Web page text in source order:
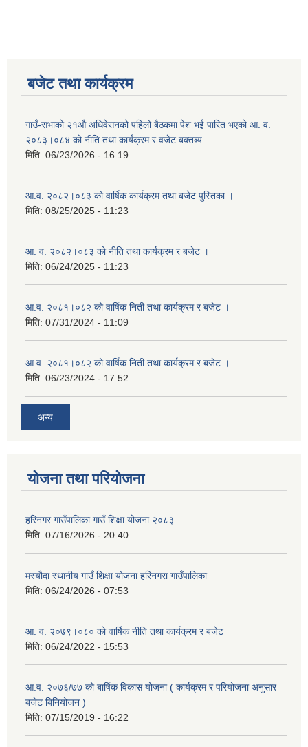
बजेट तथा कार्यक्रम
गाउँ-सभाको २१औ अधिवेसनको पहिलो बैठकमा पेश भई पारित भएको आ. व.
२०८३।०८४ को नीति तथा कार्यक्रम र वजेट बक्तब्य
मिति: 06/23/2026 - 16:19
आ.व. २०८२।०८३ को वार्षिक कार्यक्रम तथा बजेट पुस्तिका ।
मिति: 08/25/2025 - 11:23
आ. व. २०८२।०८३ को नीति तथा कार्यक्रम र बजेट ।
मिति: 06/24/2025 - 11:23
आ.व. २०८१।०८२ को वार्षिक निती तथा कार्यक्रम र बजेट ।
मिति: 07/31/2024 - 11:09
आ.व. २०८१।०८२ को वार्षिक निती तथा कार्यक्रम र बजेट ।
मिति: 06/23/2024 - 17:52
अन्य
योजना तथा परियोजना
हरिनगर गाउँपालिका गाउँ शिक्षा योजना २०८३
मिति: 07/16/2026 - 20:40
मस्यौदा स्थानीय गाउँ शिक्षा योजना हरिनगरा गाउँपालिका
मिति: 06/24/2026 - 07:53
आ. व. २०७९।०८० को वार्षिक नीति तथा कार्यक्रम र बजेट
मिति: 06/24/2022 - 15:53
आ.व. २०७६/७७ को बार्षिक विकास योजना ( कार्यक्रम र परियोजना अनुसार
बजेट बिनियोजन )
मिति: 07/15/2019 - 16:22